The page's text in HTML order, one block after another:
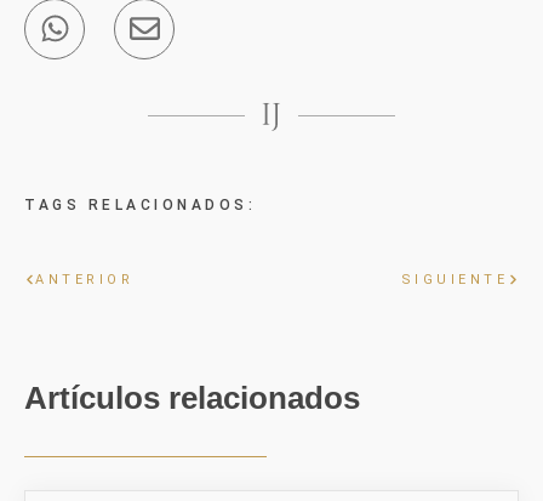
TAGS RELACIONADOS:
ANTERIOR SIGUIENTE
Artículos relacionados